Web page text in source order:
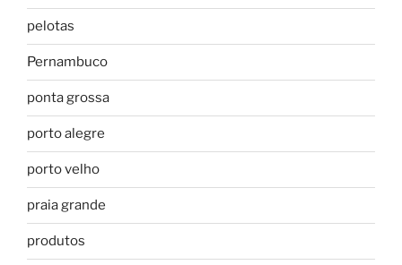
pelotas
Pernambuco
ponta grossa
porto alegre
porto velho
praia grande
produtos